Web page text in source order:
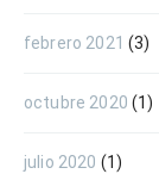
febrero 2021 (3)
octubre 2020 (1)
julio 2020 (1)